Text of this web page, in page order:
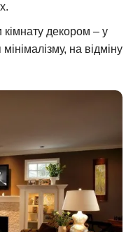
декором – у
на відміну